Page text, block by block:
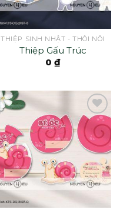
THIỆP SINH NHẬT - THÔI NÔI
Thiệp Gấu Trúc
0 ₫